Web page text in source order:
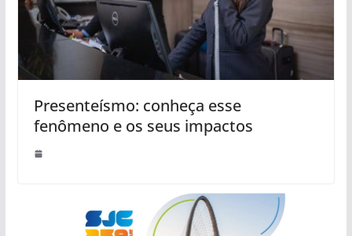
Presenteísmo: conheça esse
fenômeno e os seus impactos